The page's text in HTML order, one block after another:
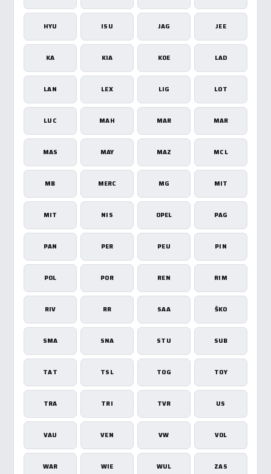
HYU ISU JAG JEE
KA KIA KOE LAD
LAN LEX LIG LOT
LUC MAH MAR MAR
MAS MAY MAZ MCL
MB MERC MG MIT
MIT NIS OPEL PAG
PAN PER PEU PIN
POL POR REN RIM
RIV RR SAA ŠKO
SMA SNA STU SUB
TAT TSL TOG TOY
TRA TRI TVR US
VAU VEN VW VOL
WAR WIE WUL ZAS